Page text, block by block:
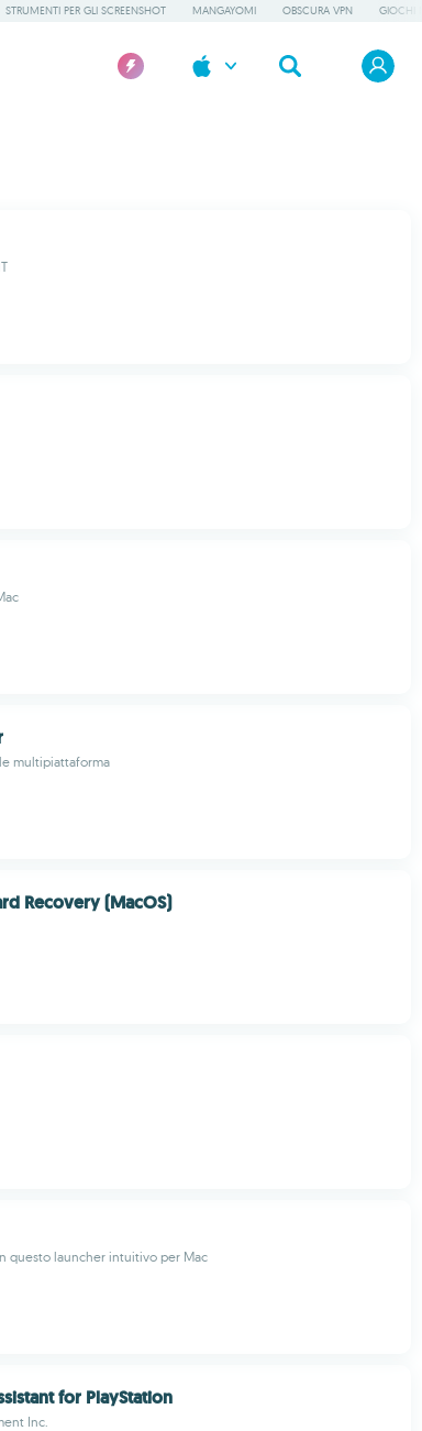
STRUMENTI PER GLI SCREENSHOT MANGAYOMI OBSCURA VPN GIOCHI
multipiattaforma
Recovery (MacOS)
questo launcher intuitivo per Mac
for PlayStation
Inc.